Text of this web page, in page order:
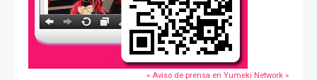
» Aviso de prensa en Yumeki Network »